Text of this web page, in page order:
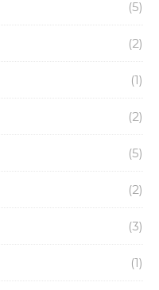
(5)
(2)
(1)
(2)
(5)
(2)
(3)
(1)